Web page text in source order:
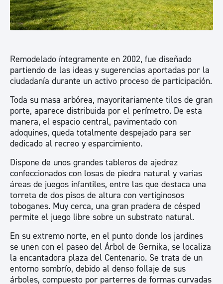
Remodelado íntegramente en 2002, fue diseñado
partiendo de las ideas y sugerencias aportadas por la
ciudadanía durante un activo proceso de participación.
Toda su masa arbórea, mayoritariamente tilos de gran
porte, aparece distribuida por el perímetro. De esta
manera, el espacio central, pavimentado con
adoquines, queda totalmente despejado para ser
dedicado al recreo y esparcimiento.
Dispone de unos grandes tableros de ajedrez
confeccionados con losas de piedra natural y varias
áreas de juegos infantiles, entre las que destaca una
torreta de dos pisos de altura con vertiginosos
toboganes. Muy cerca, una gran pradera de césped
permite el juego libre sobre un substrato natural.
En su extremo norte, en el punto donde los jardines
se unen con el paseo del Árbol de Gernika, se localiza
la encantadora plaza del Centenario. Se trata de un
entorno sombrío, debido al denso follaje de sus
árboles, compuesto por parterres de formas curvadas